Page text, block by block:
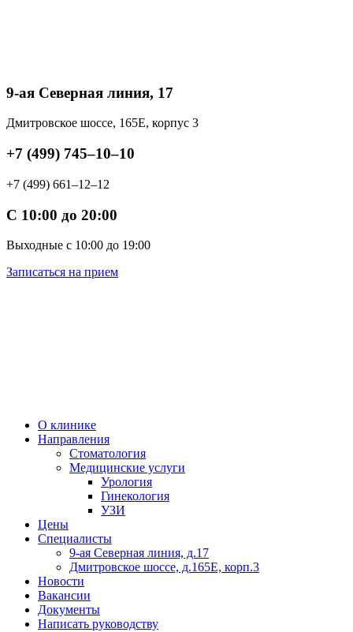
9-ая Северная линия, 17
Дмитровское шоссе, 165Е, корпус 3
+7 (499) 745‒10‒10
+7 (499) 661‒12‒12
С 10:00 до 20:00
Выходные с 10:00 до 19:00
Записаться на прием
О клинике
Направления
Стоматология
Медицинские услуги
Урология
Гинекология
УЗИ
Цены
Специалисты
9-ая Северная линия, д.17
Дмитровское шоссе, д.165Е, корп.3
Новости
Вакансии
Документы
Написать руководству